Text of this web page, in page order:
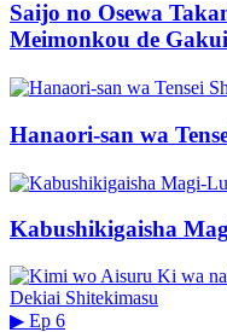
Saijo no Osewa
Meimonkou de
Hanaori-san wa
Kabushikigaisha
▶ Ep 6